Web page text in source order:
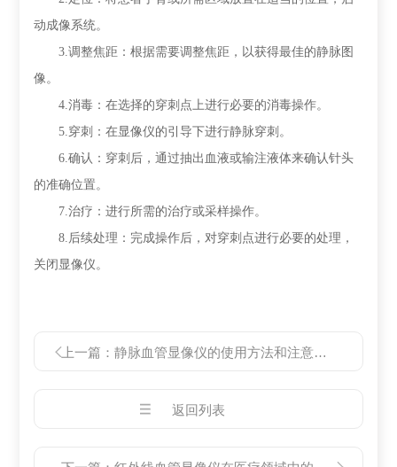
动成像系统。
3.调整焦距：根据需要调整焦距，以获得最佳的静脉图
像。
4.消毒：在选择的穿刺点上进行必要的消毒操作。
5.穿刺：在显像仪的引导下进行静脉穿刺。
6.确认：穿刺后，通过抽出血液或输注液体来确认针头
的准确位置。
7.治疗：进行所需的治疗或采样操作。
8.后续处理：完成操作后，对穿刺点进行必要的处理，
关闭显像仪。
上一篇：静脉血管显像仪的使用方法和注意事项
返回列表